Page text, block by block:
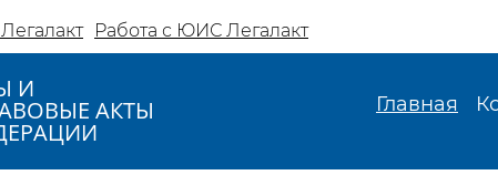
Работа с ЮИС Легалакт
И
АКТЫ Главная